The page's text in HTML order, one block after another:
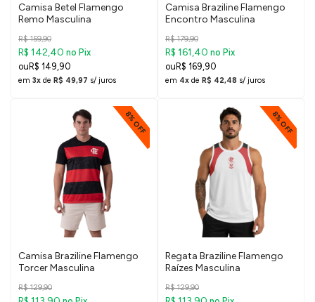
Camisa Betel Flamengo
Remo Masculina
R$ 159,90
R$ 142,40 no Pix
R$ 149,90
em 3x de R$ 49,97 s/ juros
Camisa Braziline Flamengo
Encontro Masculina
R$ 179,90
R$ 161,40 no Pix
R$ 169,90
em 4x de R$ 42,48 s/ juros
8% OFF
Camisa Braziline Flamengo
Torcer Masculina
R$ 129,90
8% OFF
Regata Braziline Flamengo
Raízes Masculina
R$ 129,90